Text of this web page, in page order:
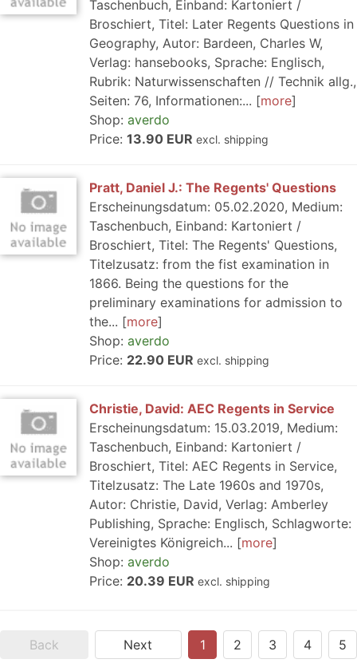
Taschenbuch, Einband: Kartoniert /
Broschiert, Titel: Later Regents Questions in
Geography, Autor: Bardeen, Charles W,
Verlag: hansebooks, Sprache: Englisch,
Rubrik: Naturwissenschaften // Technik allg.,
Seiten: 76, Informationen:...
more
Shop: averdo
Price: 13.90 EUR excl. shipping
Pratt, Daniel J.: The Regents' Questions
Erscheinungsdatum: 05.02.2020, Medium:
Taschenbuch, Einband: Kartoniert /
Broschiert, Titel: The Regents' Questions,
Titelzusatz: from the fist examination in
1866. Being the questions for the
preliminary examinations for admission to
the...
more
Shop: averdo
Price: 22.90 EUR excl. shipping
Christie, David: AEC Regents in Service
Erscheinungsdatum: 15.03.2019, Medium:
Taschenbuch, Einband: Kartoniert /
Broschiert, Titel: AEC Regents in Service,
Titelzusatz: The Late 1960s and 1970s,
Autor: Christie, David, Verlag: Amberley
Publishing, Sprache: Englisch, Schlagworte:
Vereinigtes Königreich...
more
Shop: averdo
Price: 20.39 EUR excl. shipping
Back Next 1 2 3 4 5